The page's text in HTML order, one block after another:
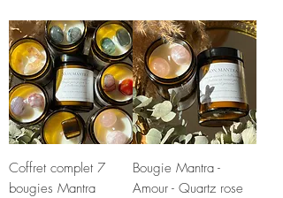
Coffret complet 7
bougies Mantra
Bougie Mantra -
Amour - Quartz rose